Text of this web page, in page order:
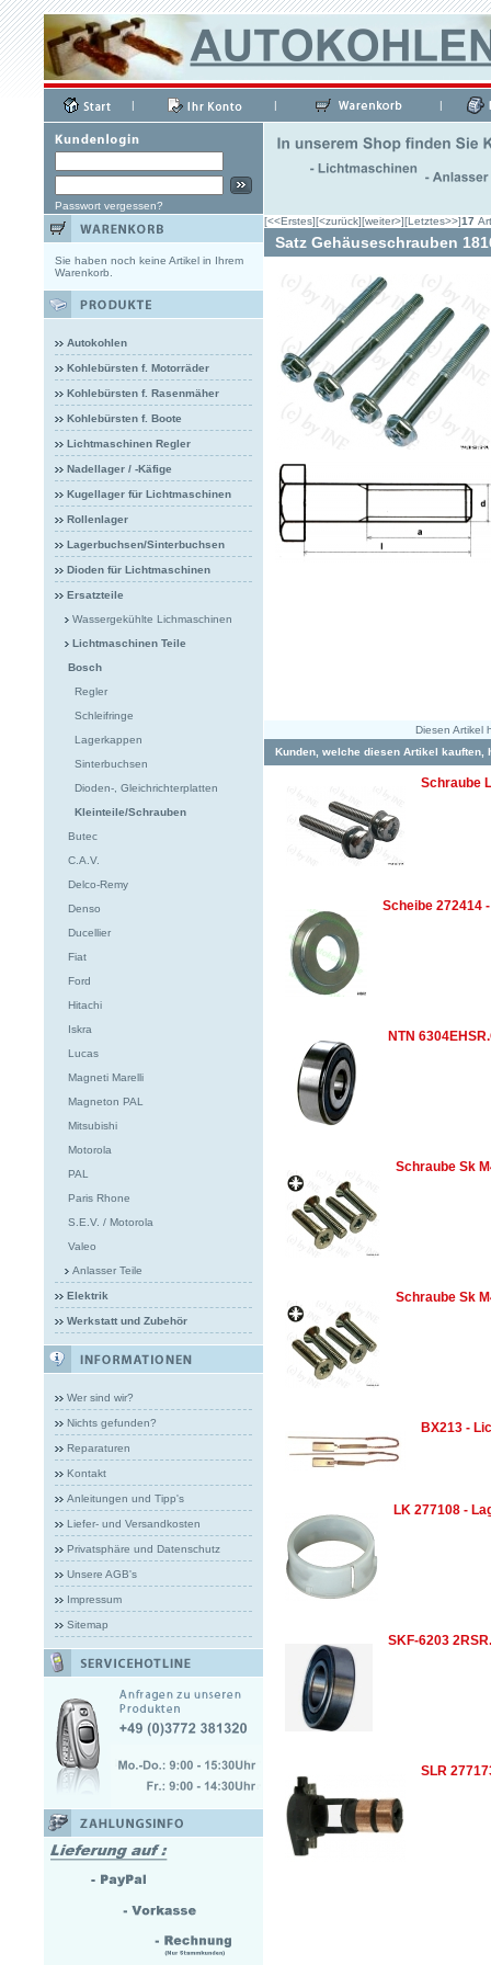
| | |
Passwort vergessen?
Sie haben noch keine Artikel in Ihrem
Warenkorb.
Autokohlen
Kohlebürsten f. Motorräder
Kohlebürsten f. Rasenmäher
Kohlebürsten f. Boote
Lichtmaschinen Regler
Nadellager / -Käfige
Kugellager für Lichtmaschinen
Rollenlager
Lagerbuchsen/Sinterbuchsen
Dioden für Lichtmaschinen
Ersatzteile
Wassergekühlte Lichmaschinen
Lichtmaschinen Teile
Bosch
Regler
Schleifringe
Lagerkappen
Sinterbuchsen
Dioden-, Gleichrichterplatten
Kleinteile/Schrauben
Butec
C.A.V.
Delco-Remy
Denso
Ducellier
Fiat
Ford
Hitachi
Iskra
Lucas
Magneti Marelli
Magneton PAL
Mitsubishi
Motorola
PAL
Paris Rhone
S.E.V. / Motorola
Valeo
Anlasser Teile
Elektrik
Werkstatt und Zubehör
Wer sind wir?
Nichts gefunden?
Reparaturen
Kontakt
Anleitungen und Tipp's
Liefer- und Versandkosten
Privatsphäre und Datenschutz
Unsere AGB's
Impressum
Sitemap
[<<Erstes][<zurück][weiter>][Letztes>>]17
Satz Gehäuseschrauben
Diesen Artikel
Kunden, welche diesen Artikel kauften,
Schraube
Scheibe 272414
NTN
Schraube Sk
Schraube Sk
BX213 -
LK 277108 -
SKF-6203
SLR